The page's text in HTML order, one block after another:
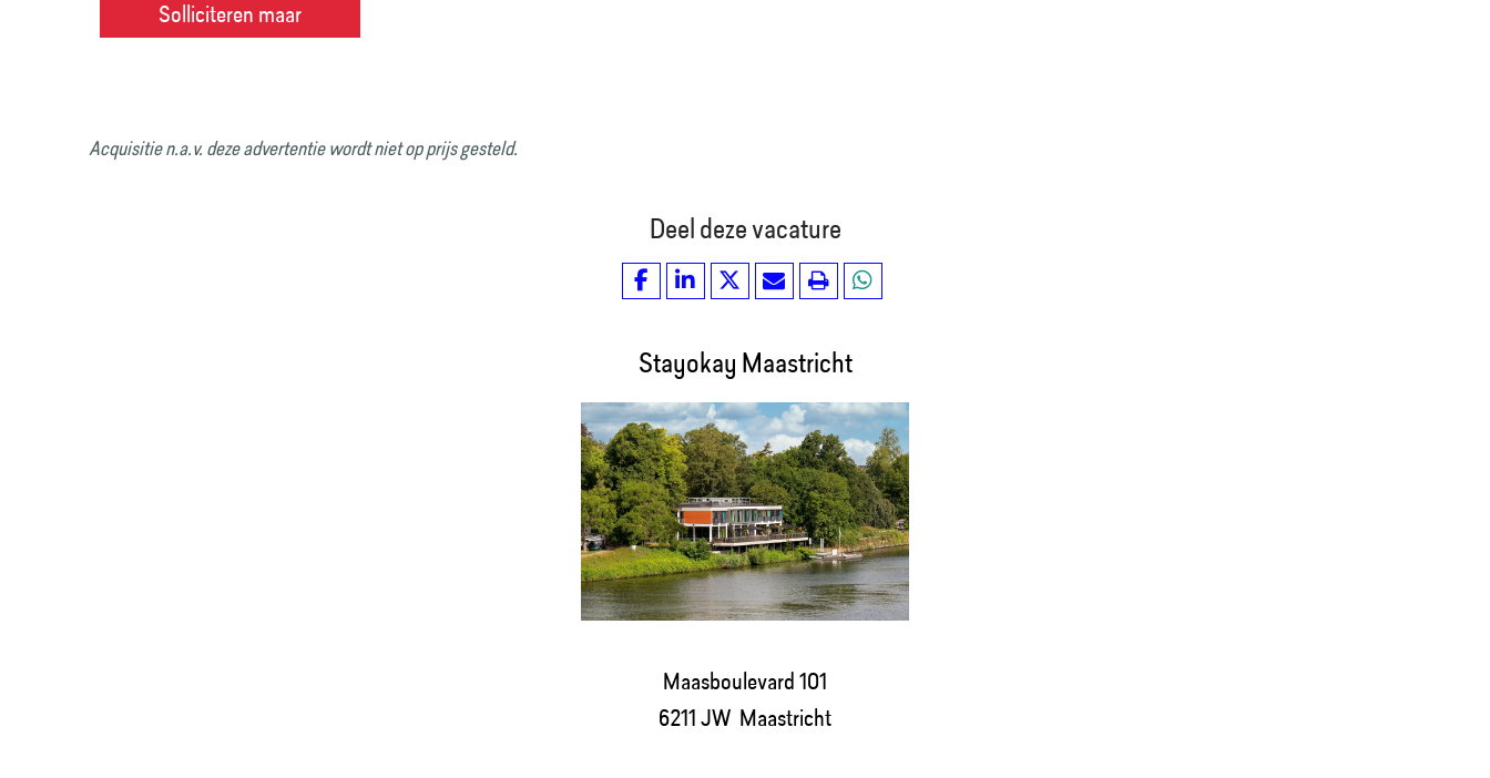
Solliciteren maar
Acquisitie n.a.v. deze advertentie wordt niet op prijs gesteld.
Deel deze vacature
Stayokay Maastricht
Maasboulevard 101
6211 JW Maastricht